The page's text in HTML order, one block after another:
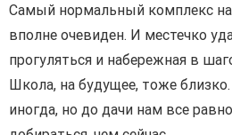
Самый нормальный комплекс
вполне очевиден. И местечко
прогуляться и набережная в
Школа, на будущее, тоже
иногда, но до дачи нам все